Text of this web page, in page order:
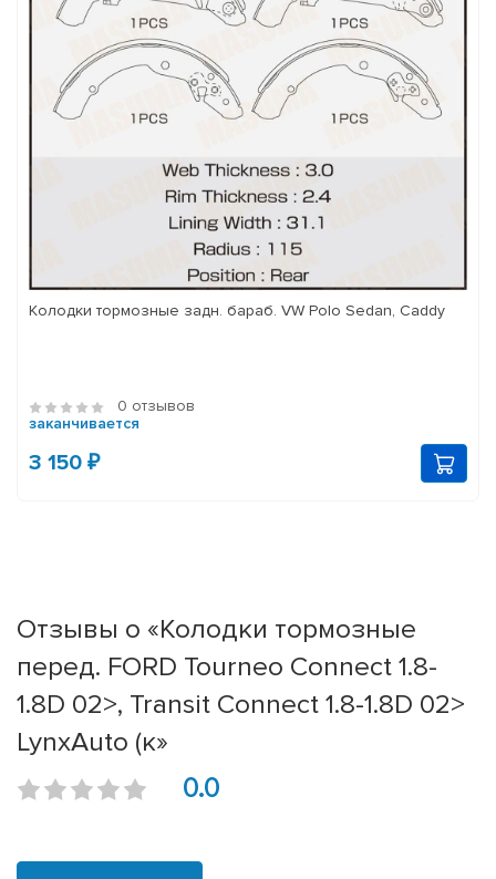
Колодки тормозные задн. бараб. VW Polo Sedan, Caddy
0 отзывов
заканчивается
3 150 ₽
Отзывы о «Колодки тормозные
перед. FORD Tourneo Connect 1.8-
1.8D 02>, Transit Connect 1.8-1.8D 02>
LynxAuto (к»
0.0